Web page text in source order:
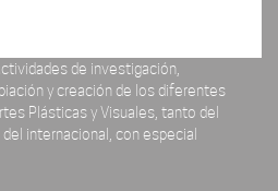
de investigación,
y creación de los diferentes
Plásticas y Visuales, tanto del
internacional, con especial